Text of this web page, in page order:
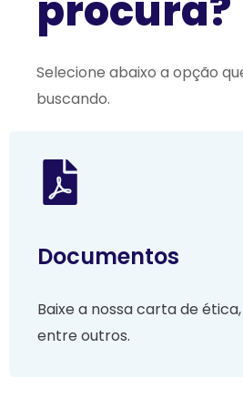
procura?
Selecione abaixo a opção
buscando.
Documentos
Baixe a nossa carta de
entre outros.